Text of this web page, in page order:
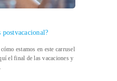
postvacacional?
estamos en este carrusel
el final de las vacaciones y